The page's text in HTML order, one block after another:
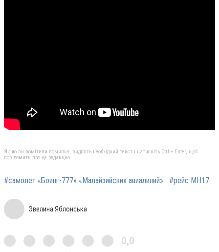
Якщо ви помітили помилку, виділіть необхідний текст і натисніть Ctrl + Enter, щоб
повідомити про це редакцію
#самолет «Боинг-777» «Малайзийских авиалиний» #рейс MH17
Эвелина Яблонська
0,0